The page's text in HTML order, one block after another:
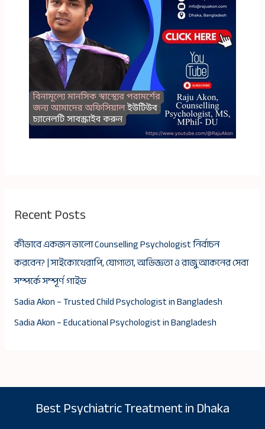
Recent Posts
কীভাবে একজন ভালো Counselling Psychologist নির্বাচন
করবেন? | সাইকোথেরাপি, যোগ্যতা, অভিজ্ঞতা ও রাজু আকনের সেবা
সম্পর্কে সম্পূর্ণ গাইড
Sadia Akon – Trusted Child Psychologist in Bangladesh
Sadia Akon – Educational Psychologist in Bangladesh
Best Psychiatric Treatment in Dhaka